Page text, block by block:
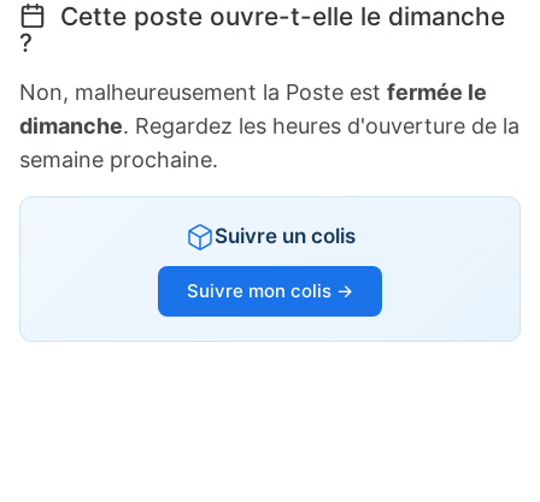
Cette poste ouvre-t-elle le dimanche
?
Non, malheureusement la Poste est fermée le
dimanche. Regardez les heures d'ouverture de la
semaine prochaine.
Suivre un colis
Suivre mon colis →